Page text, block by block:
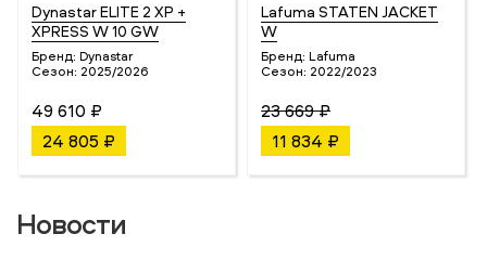
Dynastar ELITE 2 XP +
XPRESS W 10 GW
Бренд: Dynastar
Сезон: 2025/2026
49 610 ₽
24 805 ₽
Lafuma STATEN JACKET
W
Бренд: Lafuma
Сезон: 2022/2023
23 669 ₽
11 834 ₽
Новости